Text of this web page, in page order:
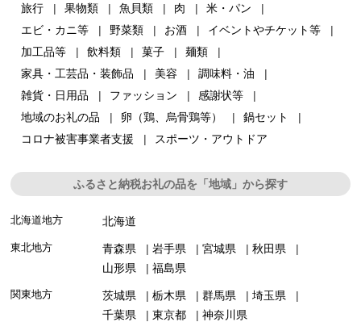
旅行 果物類 魚貝類 肉
米・パン
エビ・カニ等
野菜類 お酒
イベントやチケット等
加工品等
飲料類 菓子
麺類
家具・工芸品・装飾品
美容
調味料・油
雑貨・日用品
ファッション
感謝状等
地域のお礼の品
卵（鶏、烏骨鶏等）
鍋セット
コロナ被害事業者支援
スポーツ・アウトドア
ふるさと納税お礼の品を「地域」から探す
北海道地方 北海道
東北地方 青森県 岩手県 宮城県
秋田県
山形県
福島県
関東地方 茨城県 栃木県 群馬県
埼玉県
千葉県
東京都 神奈川県